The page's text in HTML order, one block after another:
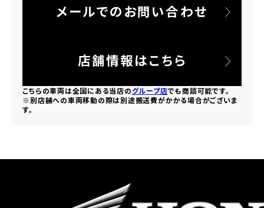
メールでのお問い合わせ
店舗情報はこちら
こちらの車両は全国にある当店のグループ店でも商談可能です。
※別店舗への車両移動の際は別途搬送費がかかる場合がございま
す。
ホンダドリーム 所沢